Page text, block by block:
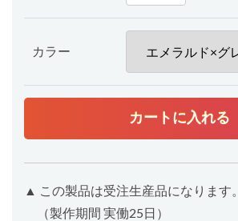
カラー
▲ この製品は受注生産品になります。
（製作期間 実働25日）